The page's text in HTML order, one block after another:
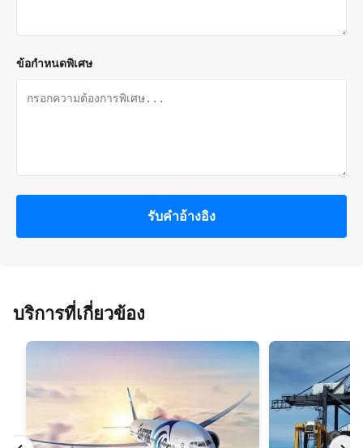
ข้อกำหนดพิเศษ
รับคําอ้างอิง
บริการที่เกี่ยวข้อง